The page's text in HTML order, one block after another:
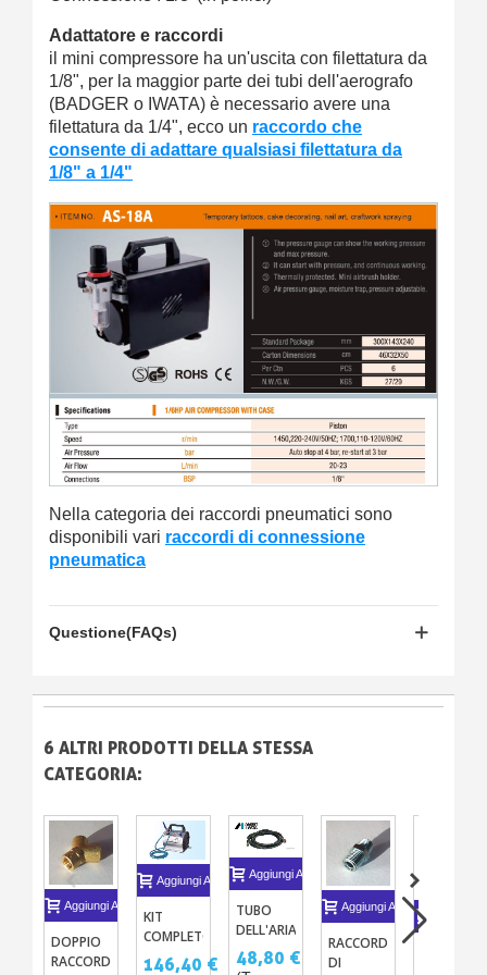
Adattatore e raccordi
il mini compressore ha un'uscita con filettatura da
1/8", per la maggior parte dei tubi dell'aerografo
(BADGER o IWATA) è necessario avere una
filettatura da 1/4", ecco un raccordo che
consente di adattare qualsiasi filettatura da
1/8" a 1/4"
Nella categoria dei raccordi pneumatici sono
disponibili vari raccordi di connessione
pneumatica
Questione(FAQs)
6 ALTRI PRODOTTI DELLA STESSA
CATEGORIA:
Aggiungi Al Carrello
DOPPIO
RACCORDO
Aggiungi Al Carrello
KIT
COMPLETO
-
146,40 €
Aggiungi Al Carrello
TUBO
DELL'ARIA
PER
AEROGRAFO
48,80 €
Aggiungi Al Carrello
RACCORDO
DI